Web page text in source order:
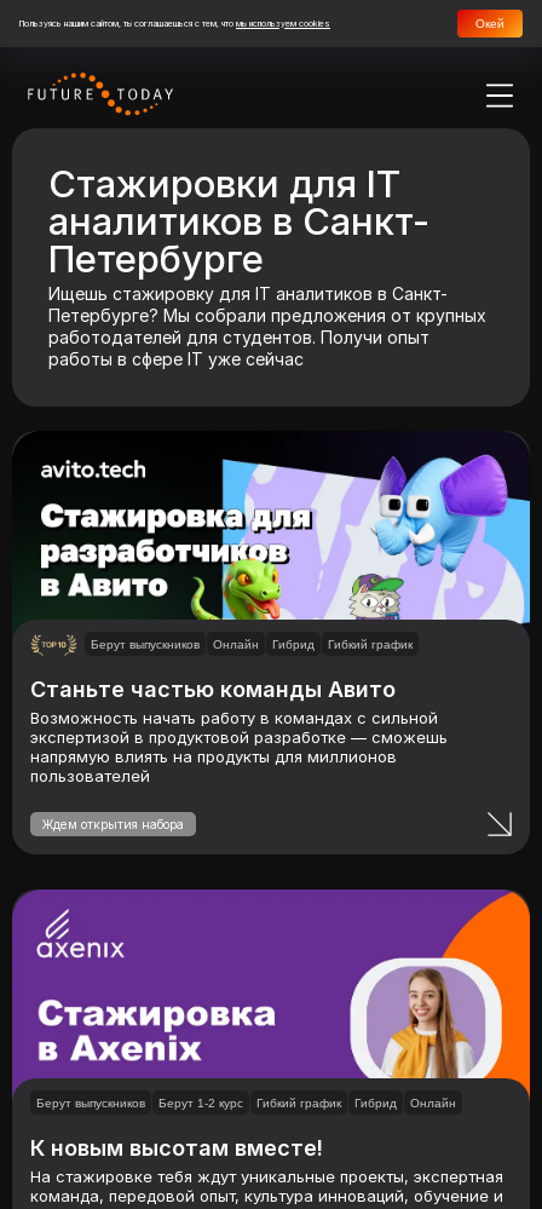
Пользуясь нашим сайтом, ты соглашаешься с тем, что мы используем cookies Окей
Стажировки для IT
аналитиков в Санкт-
Петербурге
Ищешь стажировку для IT аналитиков в Санкт-
Петербурге? Мы собрали предложения от крупных
работодателей для студентов. Получи опыт
работы в сфере IT уже сейчас
Берут выпускников Онлайн Гибрид Гибкий график
Станьте частью команды Авито
Возможность начать работу в командах с сильной
экспертизой в продуктовой разработке — сможешь
напрямую влиять на продукты для миллионов
пользователей
Ждем открытия набора
Берут выпускников Берут 1-2 курс Гибкий график Гибрид Онлайн
К новым высотам вместе!
На стажировке тебя ждут уникальные проекты, экспертная
команда, передовой опыт, культура инноваций, обучение и